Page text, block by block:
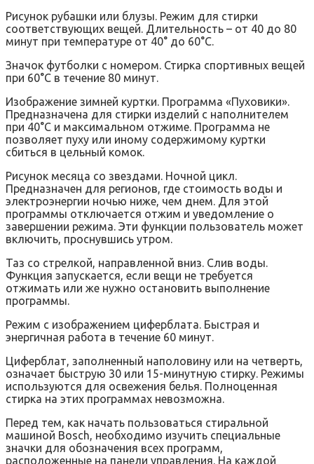
Рисунок рубашки или блузы. Режим для стирки
соответствующих вещей. Длительность – от 40 до 80
минут при температуре от 40° до 60°С.
Значок футболки с номером. Стирка спортивных вещей
при 60°С в течение 80 минут.
Изображение зимней куртки. Программа «Пуховики».
Предназначена для стирки изделий с наполнителем
при 40°С и максимальном отжиме. Программа не
позволяет пуху или иному содержимому куртки
сбиться в цельный комок.
Рисунок месяца со звездами. Ночной цикл.
Предназначен для регионов, где стоимость воды и
электроэнергии ночью ниже, чем днем. Для этой
программы отключается отжим и уведомление о
завершении режима. Эти функции пользователь может
включить, проснувшись утром.
Таз со стрелкой, направленной вниз. Слив воды.
Функция запускается, если вещи не требуется
отжимать или же нужно остановить выполнение
программы.
Режим с изображением циферблата. Быстрая и
энергичная работа в течение 60 минут.
Циферблат, заполненный наполовину или на четверть,
означает быструю 30 или 15-минутную стирку. Режимы
используются для освежения белья. Полноценная
стирка на этих программах невозможна.
Перед тем, как начать пользоваться стиральной
машиной Bosch, необходимо изучить специальные
значки для обозначения всех программ,
расположенные на панели управления. На каждой